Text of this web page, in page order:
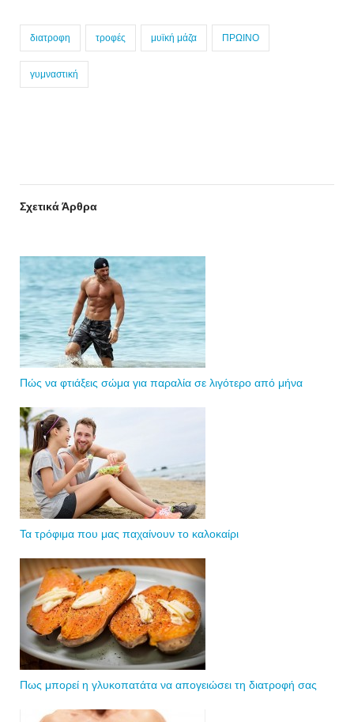
διατροφη τροφές μυϊκή μάζα ΠΡΩΙΝΟ
γυμναστική
Σχετικά Άρθρα
Πώς να φτιάξεις σώμα για παραλία σε λιγότερο από μήνα
Τα τρόφιμα που μας παχαίνουν το καλοκαίρι
Πως μπορεί η γλυκοπατάτα να απογειώσει τη διατροφή σας